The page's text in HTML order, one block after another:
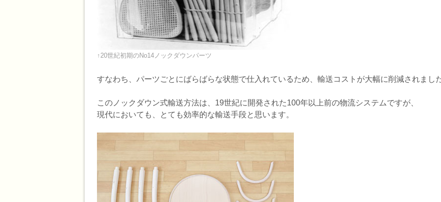
↑20世紀初期のNo14ノックダウンパーツ
すなわち、パーツごとにばらばらな状態で仕入れているため、輸送コストが大幅に削減されまし
このノックダウン式輸送方法は、19世紀に開発された100年以上前の物流システムですが、
現代においても、とても効率的な輸送手段と思います。